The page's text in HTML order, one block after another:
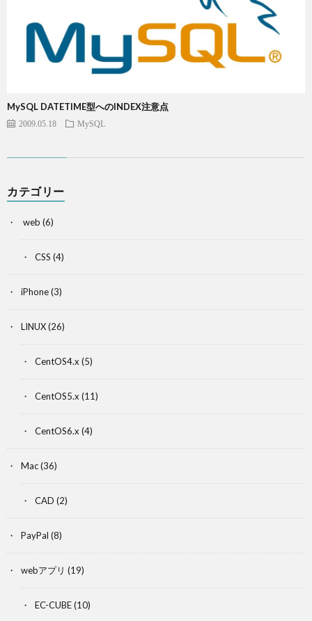
MySQL DATETIME型へのINDEX注意点
2009.05.18 MySQL
カテゴリー
web (6)
CSS (4)
iPhone(3)
LINUX(26)
CentOS4.x (5)
CentOS5.x (11)
CentOS6.x (4)
Mac(36)
CAD (2)
PayPal (8)
webアプリ (19)
EC-CUBE(10)